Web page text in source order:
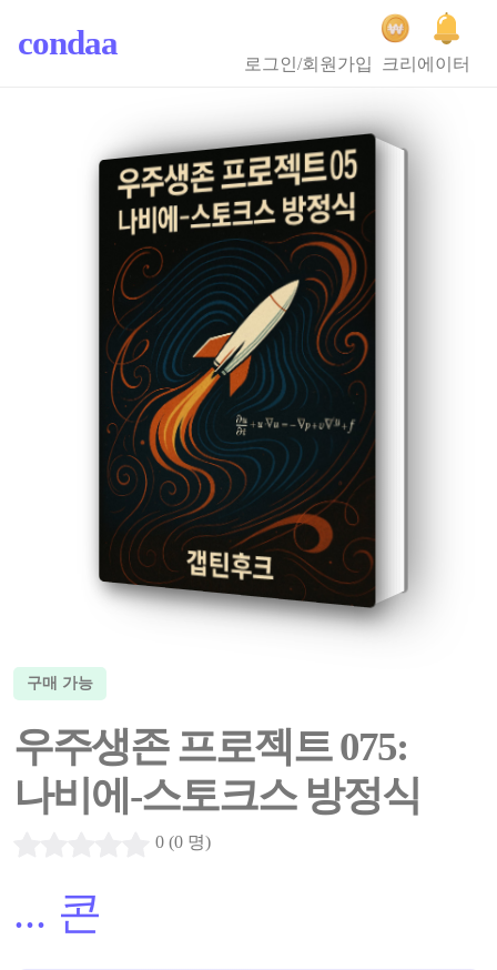
condaa
로그인/회원가입 크리에이터
구매 가능
우주생존 프로젝트 075:
나비에-스토크스 방정식
0 (0 명)
... 콘